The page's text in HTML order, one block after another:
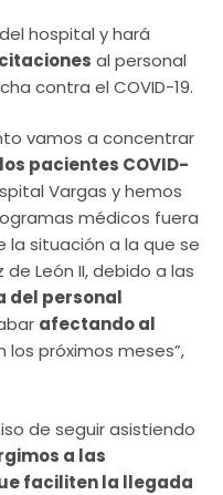
hospital y hará
al personal
contra el COVID-19.
vamos a concentrar
pacientes COVID-
Vargas y hemos
médicos fuera
la situación a la que se
León II, debido a las
del personal
afectando al
los próximos meses”,
de seguir asistiendo
a las
faciliten la llegada